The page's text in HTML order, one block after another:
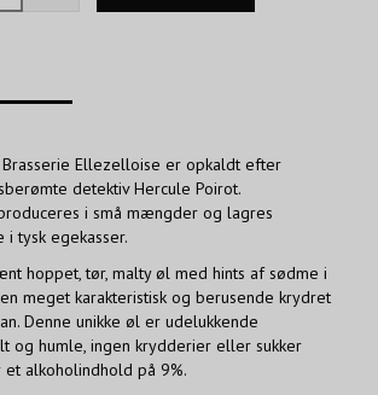
Ellezelloise er opkaldt efter
detektiv Hercule Poirot.
i små mængder og lagres
tysk egekasser.
hoppet, tør, malty øl med hints af sødme i
meget karakteristisk og berusende krydret
Denne unikke øl er udelukkende
og humle, ingen krydderier eller sukker
alkoholindhold på 9%.